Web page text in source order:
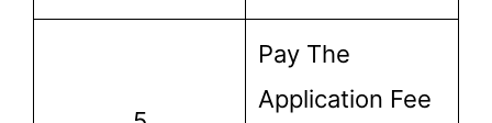
Pay The
Application Fee